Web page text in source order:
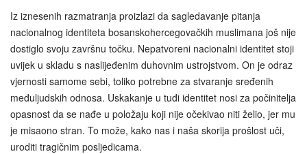
Iz iznesenih razmatranja proizlazi da sagledavanje pitanja
nacionalnog identiteta bosanskohercegovačkih muslimana još nije
dostiglo svoju završnu točku. Nepatvoreni nacionalni identitet stoji
uvijek u skladu s naslijeđenim duhovnim ustrojstvom. On je odraz
vjernosti samome sebi, toliko potrebne za stvaranje sređenih
međuljudskih odnosa. Uskakanje u tuđi identitet nosi za počinitelja
opasnost da se nađe u položaju koji nije očekivao niti želio, jer mu
je misaono stran. To može, kako nas i naša skorija prošlost uči,
uroditi tragičnim posljedicama.